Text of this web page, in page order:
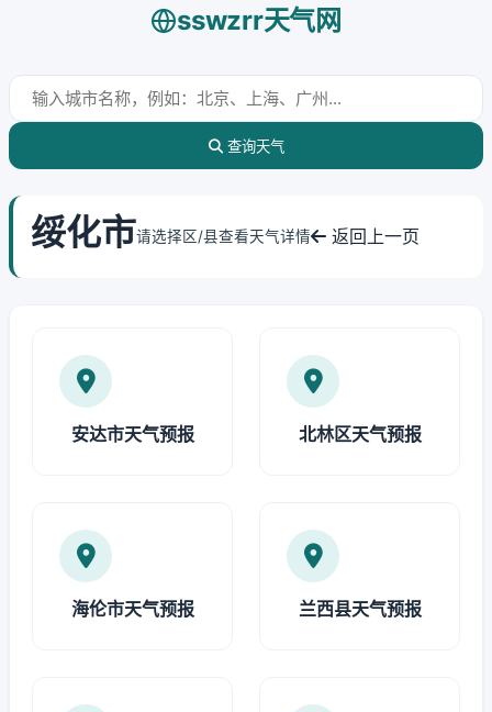
sswzrr天气网
查询天气
绥化市请选择区/县查看天气详情 返回上一页
安达市天气预报 北林区天气预报
海伦市天气预报 兰西县天气预报